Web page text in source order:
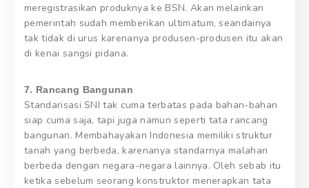
meregistrasikan produknya ke BSN. Akan melainkan
pemerintah sudah memberikan ultimatum, seandainya
tak tidak di urus karenanya produsen-produsen itu akan
di kenai sangsi pidana.
7. Rancang Bangunan
Standarisasi SNI tak cuma terbatas pada bahan-bahan
siap cuma saja, tapi juga namun seperti tata rancang
bangunan. Membahayakan Indonesia memiliki struktur
tanah yang berbeda, karenanya standarnya malahan
berbeda dengan negara-negara lainnya. Oleh sebab itu
ketika sebelum seorang konstruktor menerapkan tata